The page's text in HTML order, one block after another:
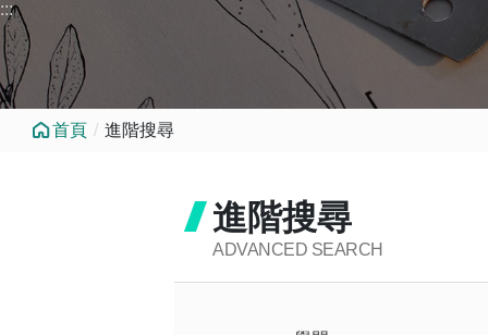
:::
首頁 進階搜尋
進階搜尋
ADVANCED SEARCH